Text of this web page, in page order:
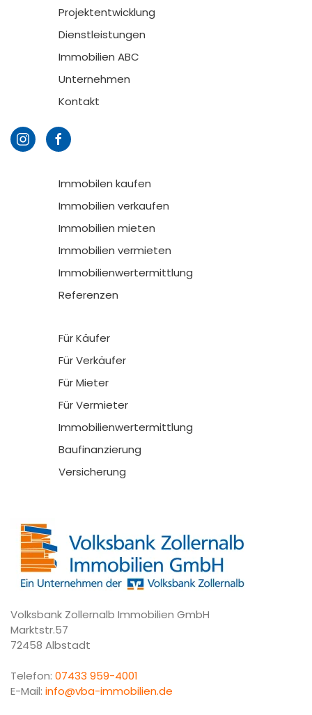
Projektentwicklung
Dienstleistungen
Immobilien ABC
Unternehmen
Kontakt
Immobilen kaufen
Immobilien verkaufen
Immobilien mieten
Immobilien vermieten
Immobilienwertermittlung
Referenzen
Für Käufer
Für Verkäufer
Für Mieter
Für Vermieter
Immobilienwertermittlung
Baufinanzierung
Versicherung
Volksbank Zollernalb Immobilien GmbH
Marktstr.57
72458 Albstadt
Telefon: 07433 959-4001
E-Mail: info@vba-immobilien.de